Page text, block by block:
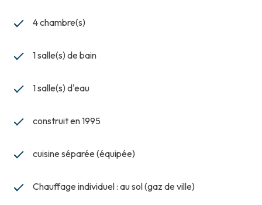
4 chambre(s)
1 salle(s) de bain
1 salle(s) d'eau
construit en 1995
cuisine séparée (équipée)
Chauffage individuel : au sol (gaz de ville)